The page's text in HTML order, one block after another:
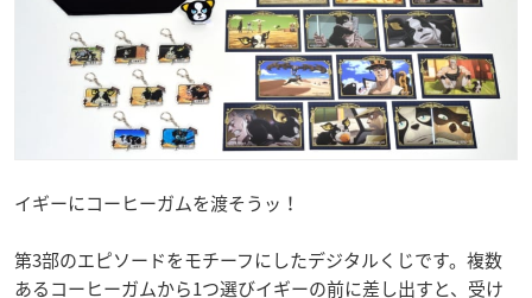
イギーにコーヒーガムを渡そうッ！
第3部のエピソードをモチーフにしたデジタルくじです。複数
あるコーヒーガムから1つ選びイギーの前に差し出すと、受け